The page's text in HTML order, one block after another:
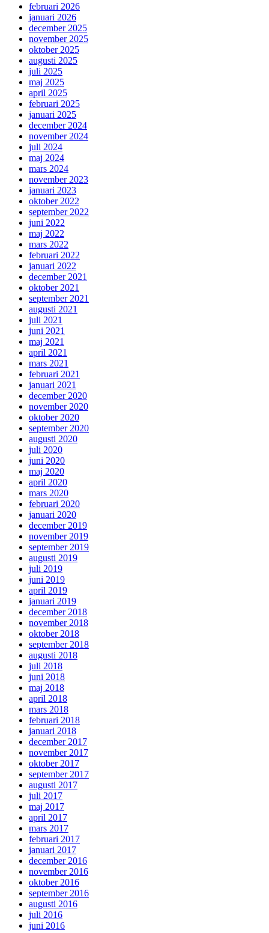
februari 2026
januari 2026
december 2025
november 2025
oktober 2025
augusti 2025
juli 2025
maj 2025
april 2025
februari 2025
januari 2025
december 2024
november 2024
juli 2024
maj 2024
mars 2024
november 2023
januari 2023
oktober 2022
september 2022
juni 2022
maj 2022
mars 2022
februari 2022
januari 2022
december 2021
oktober 2021
september 2021
augusti 2021
juli 2021
juni 2021
maj 2021
april 2021
mars 2021
februari 2021
januari 2021
december 2020
november 2020
oktober 2020
september 2020
augusti 2020
juli 2020
juni 2020
maj 2020
april 2020
mars 2020
februari 2020
januari 2020
december 2019
november 2019
september 2019
augusti 2019
juli 2019
juni 2019
april 2019
januari 2019
december 2018
november 2018
oktober 2018
september 2018
augusti 2018
juli 2018
juni 2018
maj 2018
april 2018
mars 2018
februari 2018
januari 2018
december 2017
november 2017
oktober 2017
september 2017
augusti 2017
juli 2017
maj 2017
april 2017
mars 2017
februari 2017
januari 2017
december 2016
november 2016
oktober 2016
september 2016
augusti 2016
juli 2016
juni 2016